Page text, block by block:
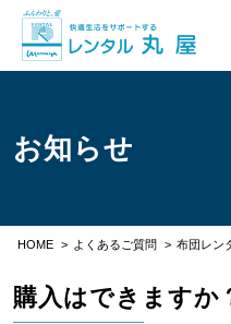
お知らせ
HOME > よくあるご質問 > 布団レン
購入はできますか